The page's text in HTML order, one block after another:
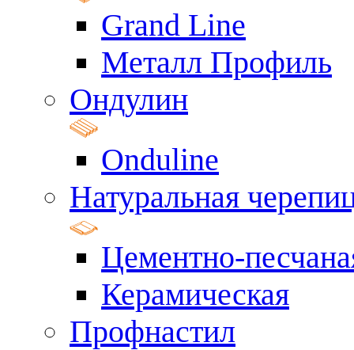
Grand Line
Металл Профиль
Ондулин
Onduline
Натуральная
Цементно-
Керамическая
Профнастил